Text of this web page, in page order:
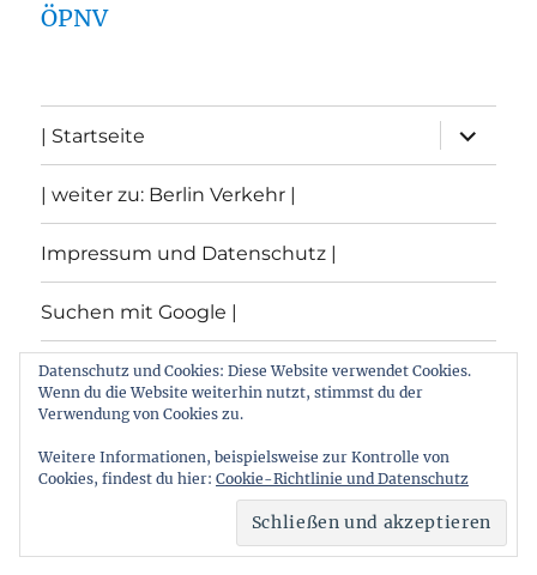
ÖPNV
| Startseite
öffnen
| weiter zu: Berlin Verkehr |
Impressum und Datenschutz |
Suchen mit Google |
Themen
Archiv von: Berlin:Verkehr
Stolz präsentiert von
Datenschutz und Cookies: Diese Website verwendet Cookies.
Wenn du die Website weiterhin nutzt, stimmst du der
Verwendung von Cookies zu.
Weitere Informationen, beispielsweise zur Kontrolle von
Cookies, findest du hier: Cookie-Richtlinie und Datenschutz